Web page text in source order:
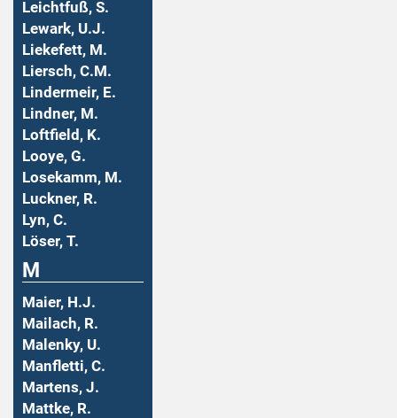
Leichtfuß, S.
Lewark, U.J.
Liekefett, M.
Liersch, C.M.
Lindermeir, E.
Lindner, M.
Loftfield, K.
Looye, G.
Losekamm, M.
Luckner, R.
Lyn, C.
Löser, T.
M
Maier, H.J.
Mailach, R.
Malenky, U.
Manfletti, C.
Martens, J.
Mattke, R.